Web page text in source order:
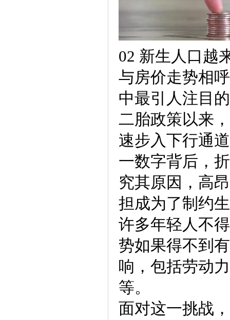
02 新生人口越
与房价走势相
中最引人注目
二胎政策以来
速步入下行通
一数字背后，
究其原因，高
担成为了制约
许多年轻人不
势如果得不到
响，包括劳动
等。
面对这一挑战